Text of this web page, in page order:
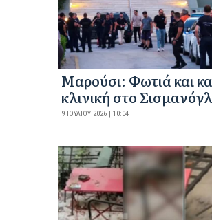
Μαρούσι: Φωτιά και
κλινική στο
9 ΙΟΥΛΊΟΥ 2026 | 10:04